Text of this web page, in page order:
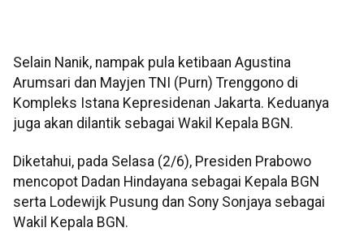
Selain Nanik, nampak pula ketibaan Agustina
Arumsari dan Mayjen TNI (Purn) Trenggono di
Kompleks Istana Kepresidenan Jakarta. Keduanya
juga akan dilantik sebagai Wakil Kepala BGN.
Diketahui, pada Selasa (2/6), Presiden Prabowo
mencopot Dadan Hindayana sebagai Kepala BGN
serta Lodewijk Pusung dan Sony Sonjaya sebagai
Wakil Kepala BGN.